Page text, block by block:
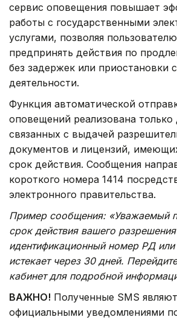
сервис оповещения повышает
работы с государственными
услугами, позволяя
предпринять действия по
без задержек или приостановки
деятельности.
Функция автоматической
оповещений реализована только
связанных с выдачей
документов и лицензий,
срок действия. Сообщения
короткого номера 1414
электронного правительства.
Пример сообщения: «Уважаемый
срок действия вашего
идентификационный номер РД или
истекает через 30 дней.
кабинет для подробной
ВАЖНО! Полученные SMS
официальными уведомлениями